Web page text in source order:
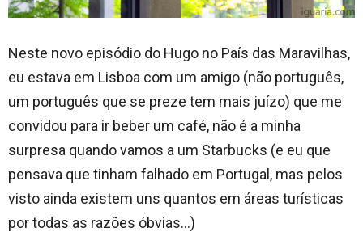
Neste novo episódio do Hugo no País das Maravilhas,
eu estava em Lisboa com um amigo (não português,
um português que se preze tem mais juízo) que me
convidou para ir beber um café, não é a minha
surpresa quando vamos a um Starbucks (e eu que
pensava que tinham falhado em Portugal, mas pelos
visto ainda existem uns quantos em áreas turísticas
por todas as razões óbvias…)